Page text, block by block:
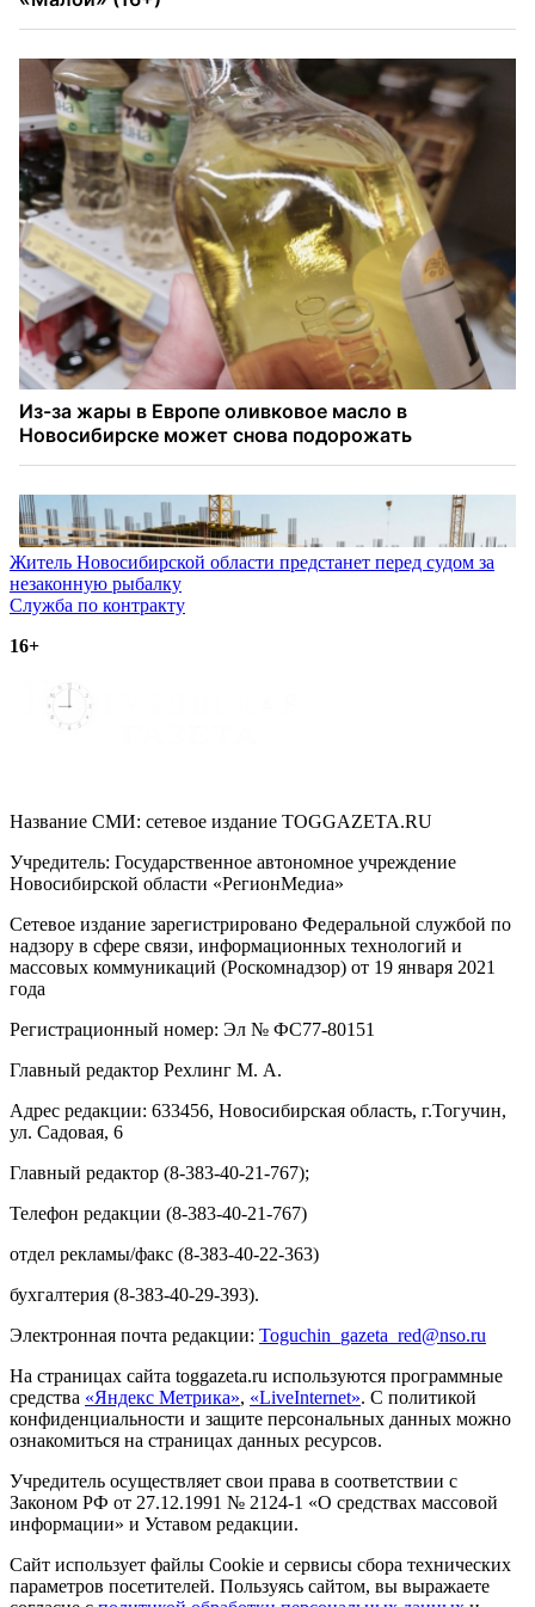
Навигация
по
Житель Новосибирской области предстанет перед судом за
незаконную рыбалку
Служба по контракту
16+
Название СМИ: cетевое издание TOGGAZETA.RU
Учредитель: Государственное автономное учреждение
Новосибирской области «РегионМедиа»
Сетевое издание зарегистрировано Федеральной службой по
надзору в сфере связи, информационных технологий и
массовых коммуникаций (Роскомнадзор) от 19 января 2021
года
Регистрационный номер: Эл № ФС77-80151
Главный редактор Рехлинг М. А.
Адрес редакции: 633456, Новосибирская область, г.Тогучин,
ул. Садовая, 6
Главный редактор (8-383-40-21-767);
Телефон редакции (8-383-40-21-767)
отдел рекламы/факс (8-383-40-22-363)
бухгалтерия (8-383-40-29-393).
Электронная почта редакции: Toguchin gazeta red@nso.ru
На страницах сайта toggazeta.ru используются программные
средства «Яндекс Метрика», «LiveInternet». С политикой
конфиденциальности и защите персональных данных можно
ознакомиться на страницах данных ресурсов.
Учредитель осуществляет свои права в соответствии с
Законом РФ от 27.12.1991 № 2124-1 «О средствах массовой
информации» и Уставом редакции.
Сайт использует файлы Cookie и сервисы сбора технических
параметров посетителей. Пользуясь сайтом, вы выражаете